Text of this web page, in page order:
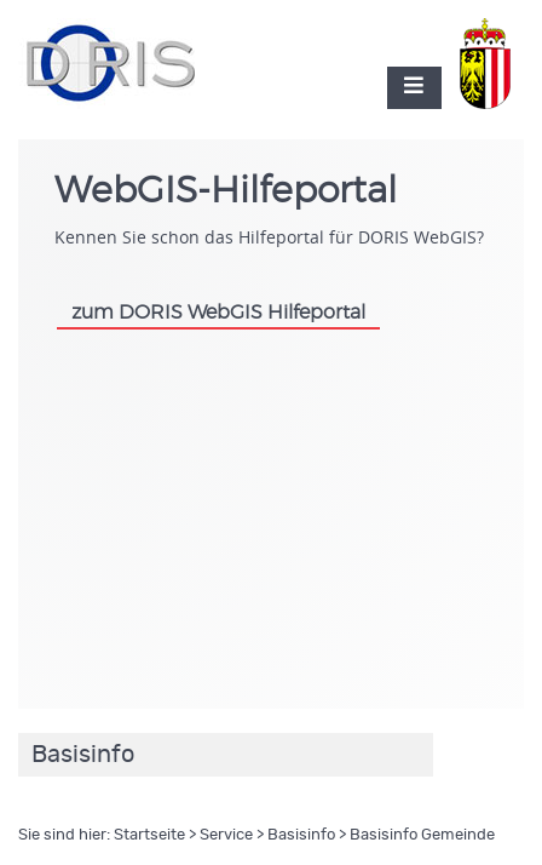
WebGIS-Hilfeportal
Kennen Sie schon das Hilfeportal für DORIS WebGIS?
zum DORIS WebGIS Hilfeportal
Basisinfo
Sie sind hier: Startseite > Service > Basisinfo > Basisinfo Gemeinde